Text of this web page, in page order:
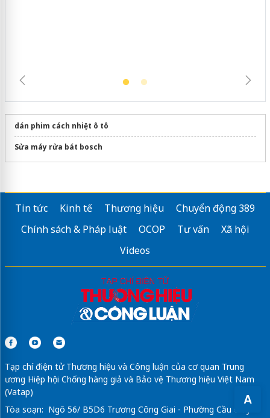
A
dán phim cách nhiệt ô tô
Sửa máy rửa bát bosch
Tin tức Kinh tế Thương hiệu
Chuyển động 389
Chính sách & Pháp luật
OCOP Tư vấn
Xã hội
Videos
Tạp chí điện tử Thương hiệu và Công luận của cơ quan Trung
ương Hiệp hội Chống hàng giả và Bảo vệ Thương hiệu Việt Nam
(Vatap)
Tòa soạn: Ngõ 56/ B5D6 Trương Công Giai - Phường Cầu Giấy -